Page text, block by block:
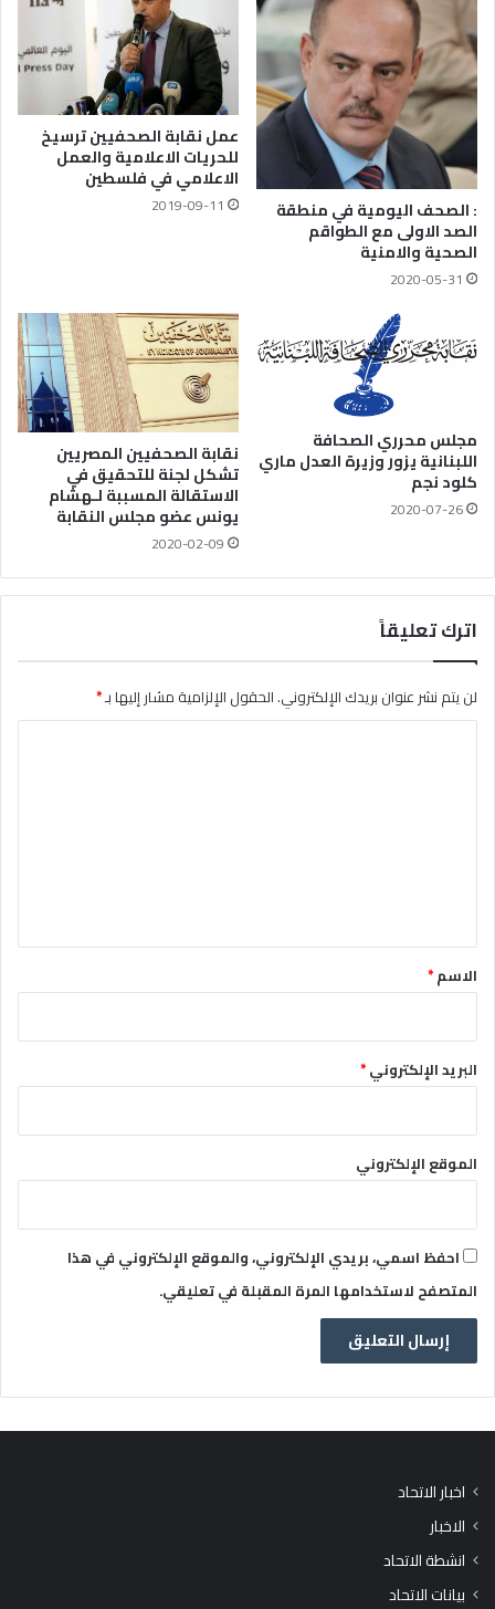
: الصحف اليومية في منطقة
الصد الاولى مع الطواقم
الصحية والامنية
2020-05-31
عمل نقابة الصحفيين ترسيخ
للحريات الاعلامية والعمل
الاعلامي في فلسطين
2019-09-11
مجلس محرري الصحافة
اللبنانية يزور وزيرة العدل ماري
كلود نجم
2020-07-26
نقابة الصحفيين المصريين
تشكل لجنة للتحقيق في
الاستقالة المسببة لـهشام
يونس عضو مجلس النقابة
2020-02-09
اترك تعليقاً
لن يتم نشر عنوان بريدك الإلكتروني.الحقول الإلزامية مشار إليها بـ*
*الاسم*
البريد الإلكتروني*
الموقع الإلكتروني
احفظ اسمي، بريدي الإلكتروني، والموقع الإلكتروني في هذا
المتصفح لاستخدامها المرة المقبلة في تعليقي.
اخبار الاتحاد
الاخبار
انشطة الاتحاد
بيانات الاتحاد